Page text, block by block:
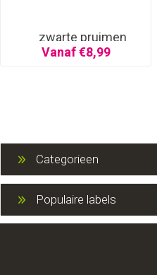
zwarte pruimen
Vanaf €8,99
Categorieen
Populaire labels